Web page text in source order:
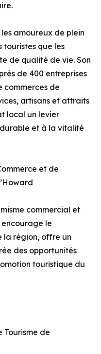
amoureux de plein
que les
de qualité de vie. Son
de 400 entreprises
commerces de
artisans et attraits
local un levier
et à la vitalité
et de
commercial et
le
la région, offre un
des opportunités
touristique du
Tourisme de